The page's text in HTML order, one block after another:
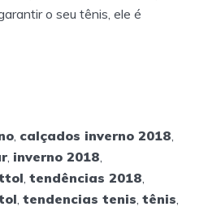
o seu tênis, ele é
, calçados inverno 2018,
, inverno 2018,
, tendências 2018,
, tendencias tenis, tênis,